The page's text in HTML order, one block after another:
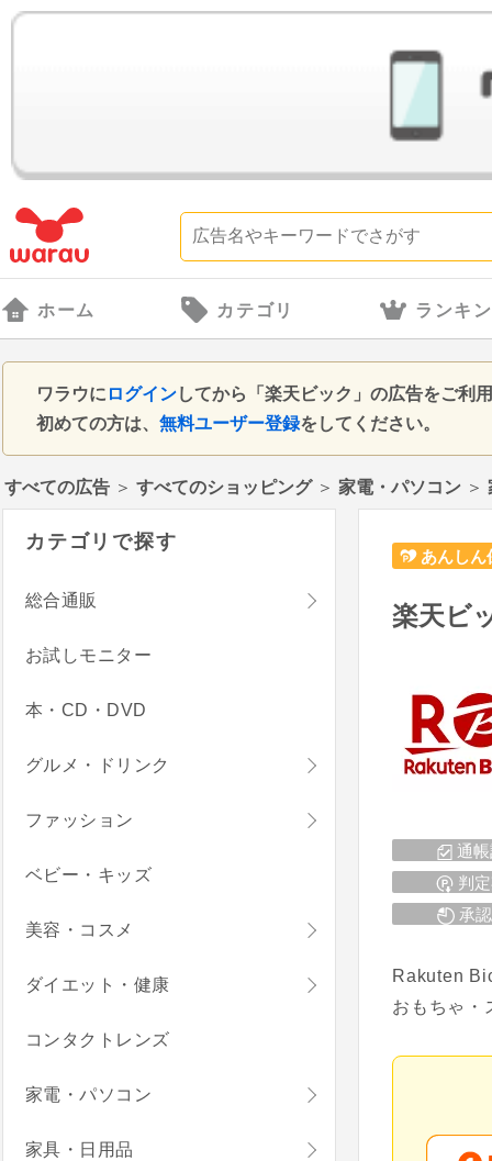
ホーム カテゴリ ランキ
ワラウに ログインしてから「楽天ビック」の広告をご利
初めての方は、 無料ユーザー登録をしてください。
すべての広告 ＞ すべてのショッピング＞ 家電・パソコン ＞
あんしん
楽天ビ
通
判
承
Rakuten
おもちゃ・
カテゴリで探す
総合通販
お試しモニター
本・CD・DVD
グルメ・ドリンク
ファッション
ベビー・キッズ
美容・コスメ
ダイエット・健康
コンタクトレンズ
家電・パソコン
家具・日用品